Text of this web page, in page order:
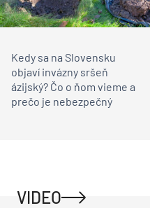
Kedy sa na Slovensku
objaví invázny sršeň
ázijský? Čo o ňom vieme a
prečo je nebezpečný
VIDEO